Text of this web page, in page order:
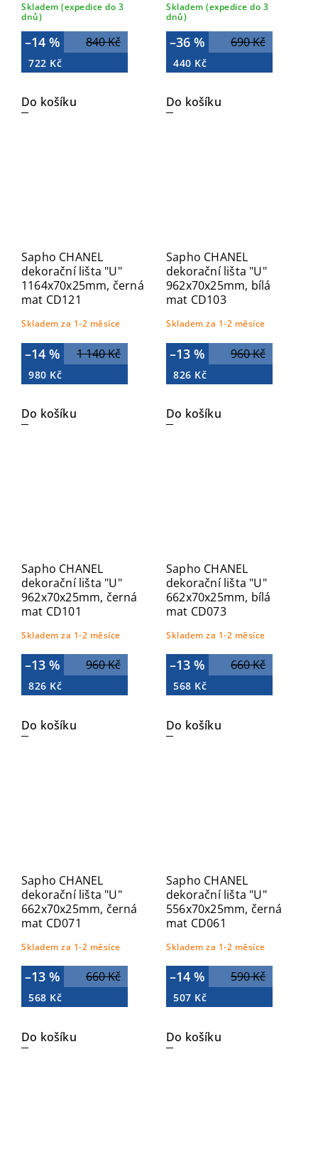
Skladem (expedice do 3
dnů)
840 Kč
–14 %
722 Kč
Do košíku
Skladem (expedice do 3
dnů)
690 Kč
–36 %
440 Kč
Do košíku
Sapho CHANEL
dekorační lišta "U"
1164x70x25mm, černá
mat CD121
Skladem za 1-2 měsíce
1 140 Kč
–14 %
980 Kč
Do košíku
Sapho CHANEL
dekorační lišta "U"
962x70x25mm, bílá
mat CD103
Skladem za 1-2 měsíce
960 Kč
–13 %
826 Kč
Do košíku
Sapho CHANEL
dekorační lišta "U"
962x70x25mm, černá
mat CD101
Skladem za 1-2 měsíce
960 Kč
–13 %
826 Kč
Do košíku
Sapho CHANEL
dekorační lišta "U"
662x70x25mm, bílá
mat CD073
Skladem za 1-2 měsíce
660 Kč
–13 %
568 Kč
Do košíku
Sapho CHANEL
dekorační lišta "U"
662x70x25mm, černá
mat CD071
Skladem za 1-2 měsíce
660 Kč
–13 %
568 Kč
Do košíku
Sapho CHANEL
dekorační lišta "U"
556x70x25mm, černá
mat CD061
Skladem za 1-2 měsíce
590 Kč
–14 %
507 Kč
Do košíku